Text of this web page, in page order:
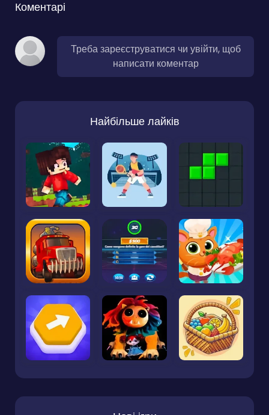
Коментарі
Треба зареєструватися чи увійти, щоб
написати коментар
Найбільше лайків